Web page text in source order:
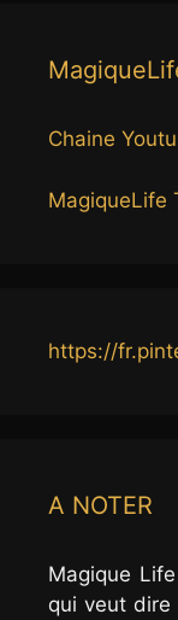
Chaine
MagiqueLife
https://
A NOTER
Magique
qui veut dire